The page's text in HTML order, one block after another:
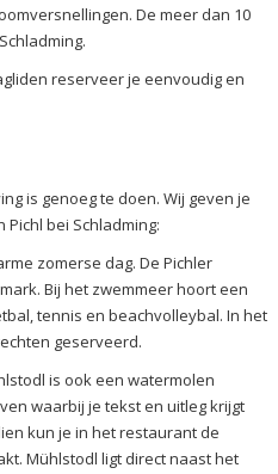
De meer dan 10
reserveer je eenvoudig en
is genoeg te doen. Wij geven je
bei Schladming:
zomerse dag. De Pichler
Bij het zwemmeer hoort een
tennis en beachvolleybal. In het
geserveerd.
is ook een watermolen
waarbij je tekst en uitleg krijgt
kun je in het restaurant de
Mühlstodl ligt direct naast het